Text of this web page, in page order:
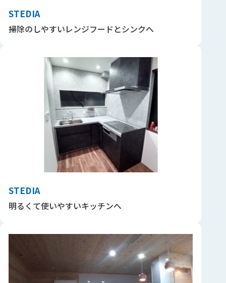
STEDIA
掃除のしやすいレンジフードとシンクへ
STEDIA
明るくて使いやすいキッチンへ